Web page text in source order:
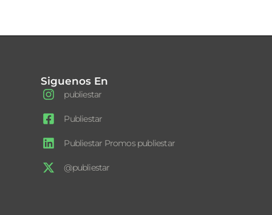
Siguenos En
publiestar
Publiestar
Publiestar Promos publiestar
@publiestar